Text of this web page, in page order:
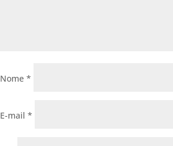
Nome *
E-mail *